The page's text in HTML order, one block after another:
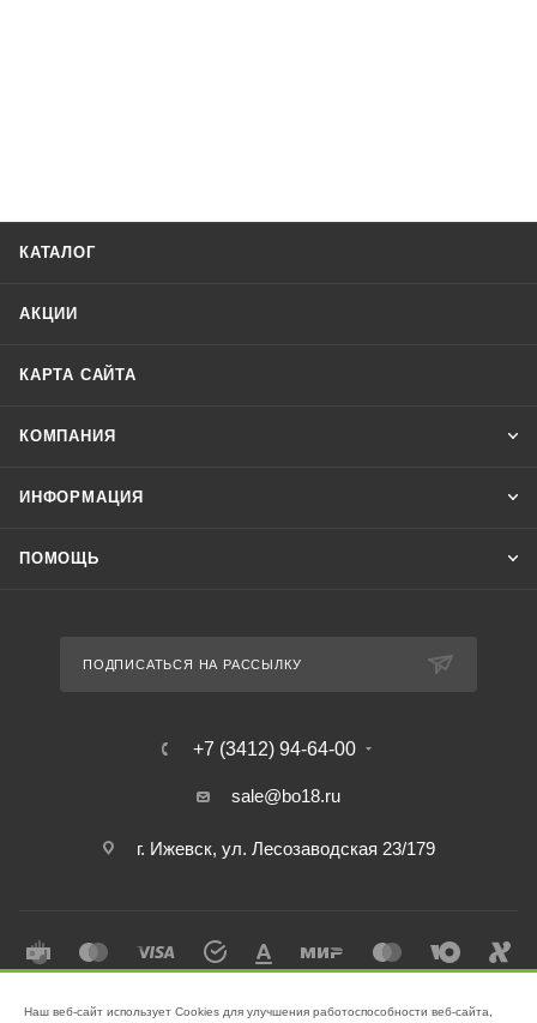
КАТАЛОГ
АКЦИИ
КАРТА САЙТА
КОМПАНИЯ
ИНФОРМАЦИЯ
ПОМОЩЬ
ПОДПИСАТЬСЯ НА РАССЫЛКУ
+7 (3412) 94-64-00
sale@bo18.ru
г. Ижевск, ул. Лесозаводская 23/179
Наш веб-сайт использует Cookies для улучшения работоспособности веб-сайта,